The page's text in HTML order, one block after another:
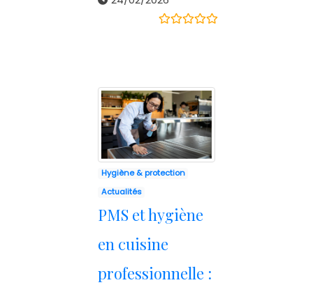
Hygiène & protection
Actualités
PMS et hygiène
en cuisine
professionnelle :